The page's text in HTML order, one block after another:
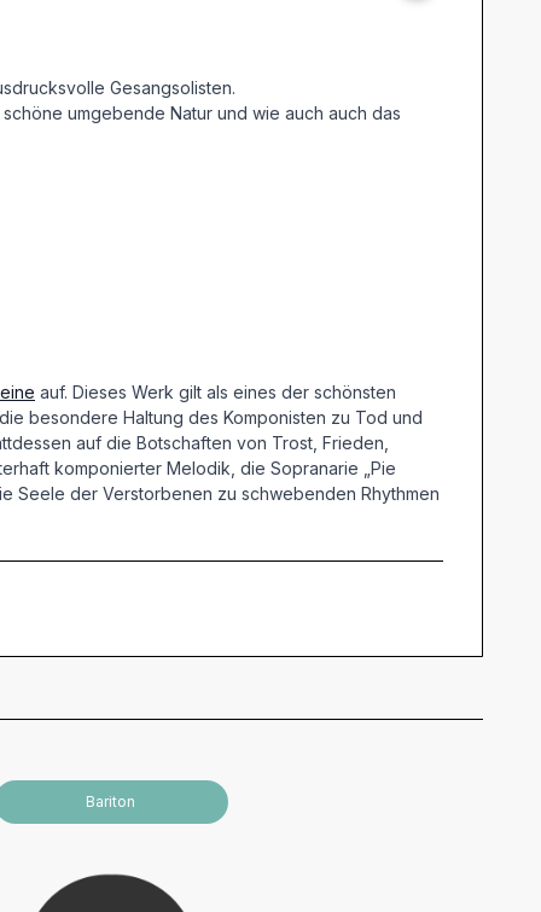
Gesangsolisten.
umgebende Natur und wie auch auch das
auf. Dieses Werk gilt als eines der schönsten
besondere Haltung des Komponisten zu Tod und
auf die Botschaften von Trost, Frieden,
komponierter Melodik, die Sopranarie „Pie
Seele der Verstorbenen zu schwebenden Rhythmen
Bariton